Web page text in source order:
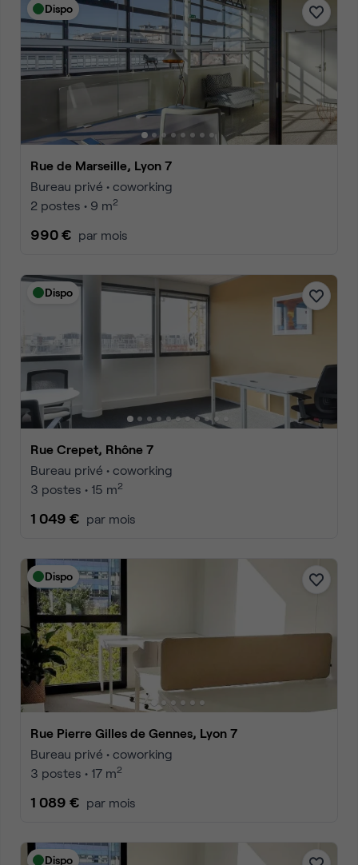
Dispo
Rue de Marseille, Lyon 7
Bureau privé • coworking
2 postes • 9 m2
990 € par mois
Dispo
Rue Crepet, Rhône 7
Bureau privé • coworking
3 postes • 15 m2
1 049 € par mois
Dispo
Rue Pierre Gilles de Gennes, Lyon 7
Bureau privé • coworking
3 postes • 17 m2
1 089 € par mois
Dispo